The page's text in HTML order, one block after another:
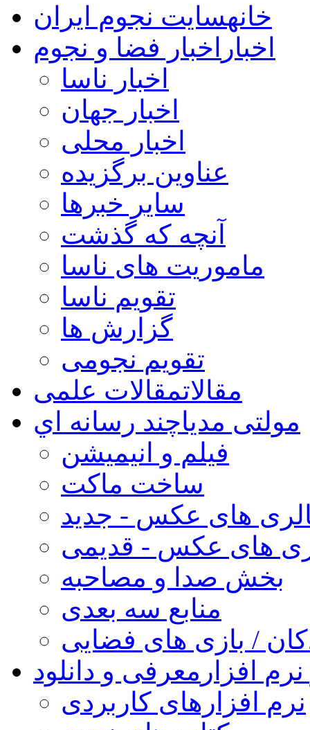
خانهسایت نجوم ایران
اخبار اخبار فضا و نجوم
اخبار ناسا
اخبار جهان
اخبار محلی
عناوین برگزیده
سایر خبرها
آنچه که گذشت
ماموریت های ناسا
تقویم ناسا
گزارش ها
تقویم نجومی
مقالاتمقالات علمی
مولتی مدیاچند رسانه اي
فیلم و انیمیشن
ساخت ماکت
های عکس - جدید
های عکس - قدیمی
بخش صدا و مصاحبه
منابع سه بعدی
/ بازی های فضایی
افزار معرفی و دانلود
نرم افزارهای کاربردی